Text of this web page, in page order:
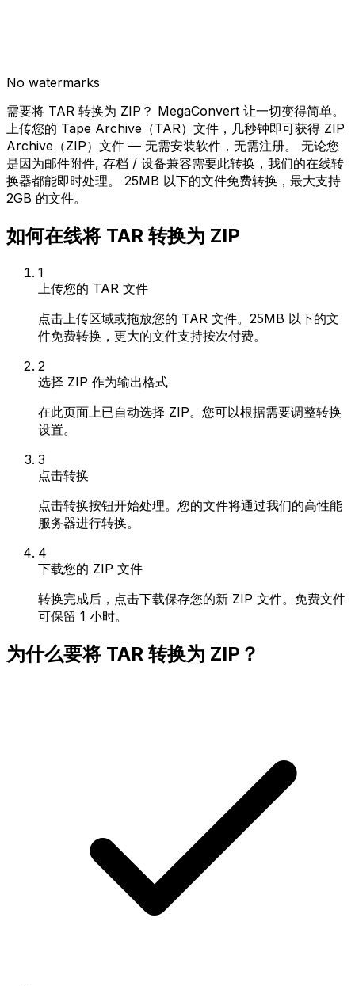
No watermarks
需要将 TAR 转换为 ZIP？ MegaConvert 让一切变得简单。
上传您的 Tape Archive（TAR）文件，几秒钟即可获得 ZIP
Archive（ZIP）文件 — 无需安装软件，无需注册。 无论您
是因为邮件附件, 存档 / 设备兼容需要此转换，我们的在线转
换器都能即时处理。 25MB 以下的文件免费转换，最大支持
2GB 的文件。
如何在线将 TAR 转换为 ZIP
1
上传您的 TAR 文件
点击上传区域或拖放您的 TAR 文件。25MB 以下的文
件免费转换，更大的文件支持按次付费。
2
选择 ZIP 作为输出格式
在此页面上已自动选择 ZIP。您可以根据需要调整转换
设置。
3
点击转换
点击转换按钮开始处理。您的文件将通过我们的高性能
服务器进行转换。
4
下载您的 ZIP 文件
转换完成后，点击下载保存您的新 ZIP 文件。免费文件
可保留 1 小时。
为什么要将 TAR 转换为 ZIP？